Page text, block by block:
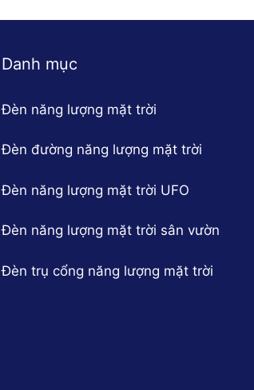
Danh mục
Đèn năng lượng mặt trời
Đèn đường năng lượng mặt trời
Đèn năng lượng mặt trời UFO
Đèn năng lượng mặt trời sân vườn
Đèn trụ cổng năng lượng mặt trời